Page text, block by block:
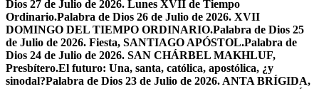
Dios 27 de Julio de 2026. Lunes XVII de Tiempo
Ordinario.Palabra de Dios 26 de Julio de 2026. XVII
DOMINGO DEL TIEMPO ORDINARIO.Palabra de Dios 25
de Julio de 2026. Fiesta, SANTIAGO APÓSTOL.Palabra de
Dios 24 de Julio de 2026. SAN CHÁRBEL MAKHLUF,
Presbítero.El futuro: Una, santa, católica, apostólica, ¿y
sinodal?Palabra de Dios 23 de Julio de 2026. ANTA BRÍGIDA,